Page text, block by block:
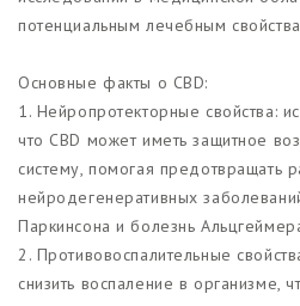
потенциальным лечебным
Основные факты о CBD:
1. Нейропротекторные свойства:
что CBD может иметь защитное
систему, помогая предотвращать
нейродегенеративных
Паркинсона и болезнь
2. Противовоспалительные
снизить воспаление в организме,